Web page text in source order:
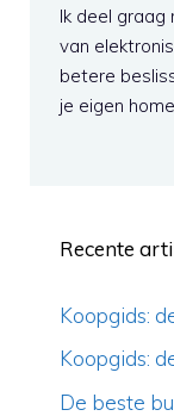
Ik deel graag
van
betere
je eigen
Recente
Koopgids:
Koopgids:
De beste